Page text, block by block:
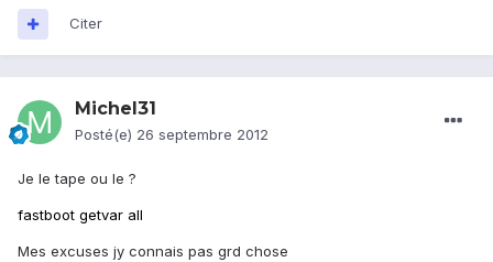
Citer
Michel31
Posté(e) 26 septembre 2012
Je le tape ou le ?
fastboot getvar all
Mes excuses jy connais pas grd chose